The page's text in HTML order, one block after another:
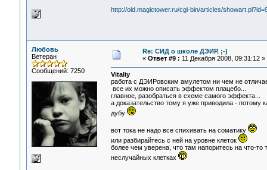
http://old.magictower.ru/cgi-bin/articles/
Любовь
Ветеран
Сообщений: 7250
Re: СИД о школе ДЭИР. ;-)
« Ответ #9 : 11 Декабря 2008, 09:31:12 »
Vitaliy
работа с ДЭИРовским амулетом ни чем не
все их можно описать эффектом плацебо...
главное, разобраться в схеме самого эффекта...
а доказательство тому я уже приводила - потому
дубу
вот тока не надо все спихивать на соматику
или разбирайтесь с ней на уровне клеток
более чем уверена, что там напоритесь на что-
неслучайных клетках